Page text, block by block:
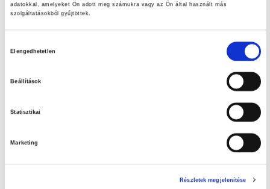
adatokkal, amelyeket Ön adott meg számukra vagy az Ön által használt más
szolgáltatásokból gyűjtöttek.
Elengedhetetlen
Beállítások
Statisztikai
Marketing
Részletek megjelenítése
Friss ajánlataink